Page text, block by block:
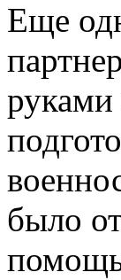
Еще
руками
было